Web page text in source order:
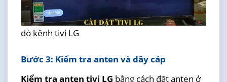
dò kênh tivi LG
Bước 3: Kiểm tra anten và dây cáp
Kiểm tra anten tivi LG bằng cách đặt anten ở